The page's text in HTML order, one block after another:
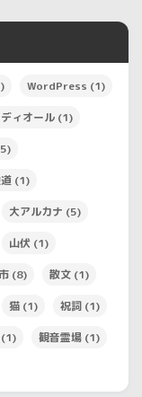
WordPress (1)
ィオール (1)
(1)
大アルカナ (5)
山伏 (1)
(8) 散文 (1)
猫 (1) 祝詞 (1)
(1) 観音霊場 (1)